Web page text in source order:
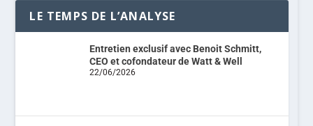
LE TEMPS DE L’ANALYSE
Entretien exclusif avec Benoit Schmitt,
CEO et cofondateur de Watt & Well
22/06/2026